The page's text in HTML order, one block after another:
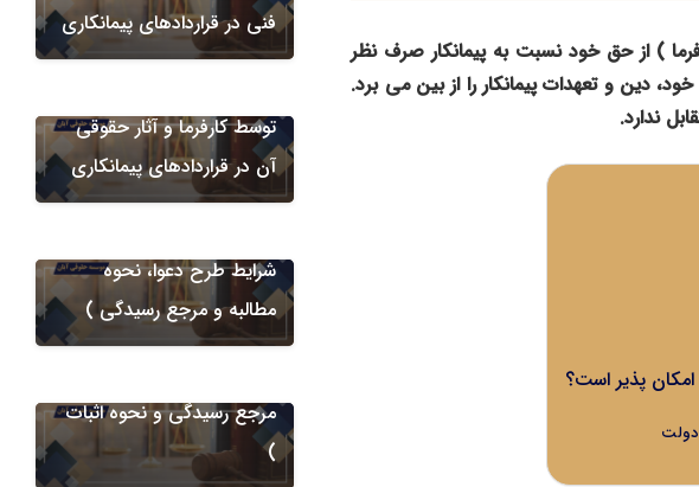
) از حق خود نسبت به پیمانکار صرف نظر
دین و تعهدات پیمانکار را از بین می ‌برد.
ندارد.
امکان پذیر است؟
دولت
فنی در قراردادهای پیمانکاری
دعاوی پیمانکاری
توسط کارفرما و آثار حقوقی
آن در قراردادهای پیمانکاری
دعاوی پیمانکاری
مطالبه هزینه‌های بالاسری
شرایط طرح دعوا، نحوه
مطالبه و مرجع رسیدگی )
مطالبه مابه‌التفاوت ناشی از
تغییر مقادیر کار در قراردادهای
مرجع رسیدگی و نحوه اثبات
)
دعاوی پیمانکاری